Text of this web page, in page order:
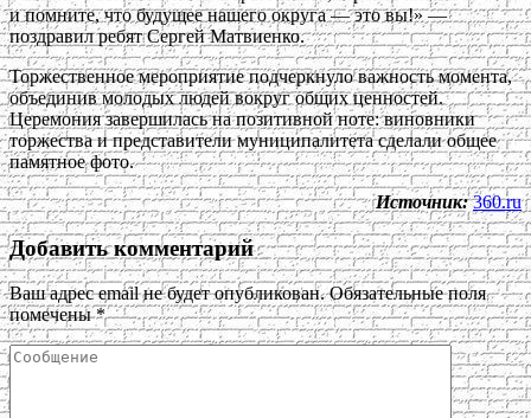
и помните, что будущее нашего округа — это вы!» —
поздравил ребят Сергей Матвиенко.
Торжественное мероприятие подчеркнуло важность момента,
объединив молодых людей вокруг общих ценностей.
Церемония завершилась на позитивной ноте: виновники
торжества и представители муниципалитета сделали общее
памятное фото.
Источник: 360.ru
Добавить комментарий
Ваш адрес email не будет опубликован. Обязательные поля
помечены*